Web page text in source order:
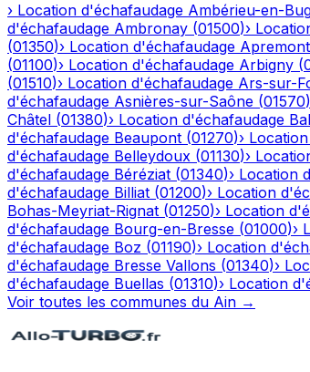
› Location d'échafaudage Ambérieu-en-
d'échafaudage Ambronay (01500)›
(01350)› Location d'échafaudage Apremont
(01100)› Location d'échafaudage Arbigny (
(01510)› Location d'échafaudage Ars-sur-
d'échafaudage Asnières-sur-Saône (01570)
Châtel (01380)› Location d'échafaudage
d'échafaudage Beaupont (01270)›
d'échafaudage Belleydoux (01130)›
d'échafaudage Béréziat (01340)› Location
d'échafaudage Billiat (01200)› Location
Bohas-Meyriat-Rignat (01250)› Location
d'échafaudage Bourg-en-Bresse (01000)›
d'échafaudage Boz (01190)› Location
d'échafaudage Bresse Vallons (01340)›
d'échafaudage Buellas (01310)› Location
Voir toutes les communes du Ain →